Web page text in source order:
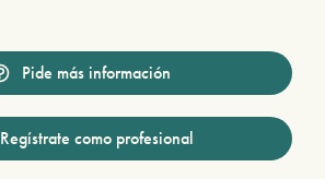
Pide más información
Regístrate como profesional